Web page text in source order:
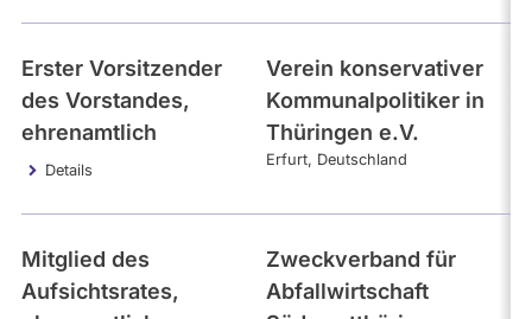
Erster Vorsitzender
des Vorstandes,
ehrenamtlich
Details
Verein konservativer
Kommunalpolitiker in
Thüringen e.V.
Erfurt Deutschland
Mitglied des
Aufsichtsrates,
Zweckverband für
Abfallwirtschaft